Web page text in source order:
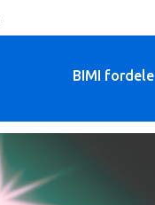
BIMI fordele